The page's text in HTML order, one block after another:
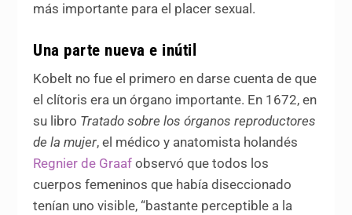
más importante para el placer sexual.
Una parte nueva e inútil
Kobelt no fue el primero en darse cuenta de que
el clítoris era un órgano importante. En 1672, en
su libro Tratado sobre los órganos reproductores
de la mujer, el médico y anatomista holandés
Regnier de Graaf observó que todos los
cuerpos femeninos que había diseccionado
tenían uno visible, “bastante perceptible a la